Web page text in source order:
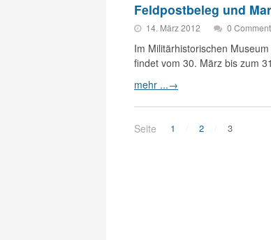
Feldpostbeleg und
14. März 2012 0
Im Militärhistorischen
findet vom 30. März bis zum
mehr ...→
Seite 1 2 3